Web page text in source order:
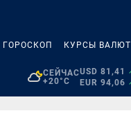
ГОРОСКОП КУРСЫ ВАЛЮТ
СЕЙЧАС
+20°C
USD 81,41
EUR 94,06